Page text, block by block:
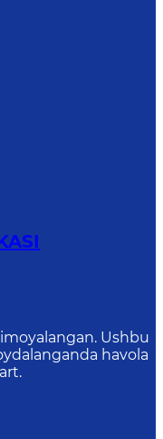
Ushbu
havola